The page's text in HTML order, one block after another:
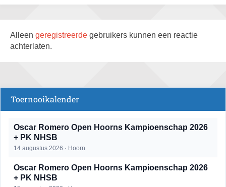
Alleen geregistreerde gebruikers kunnen een reactie
achterlaten.
Toernooikalender
Oscar Romero Open Hoorns Kampioenschap 2026
+ PK NHSB
14 augustus 2026 · Hoorn
Oscar Romero Open Hoorns Kampioenschap 2026
+ PK NHSB